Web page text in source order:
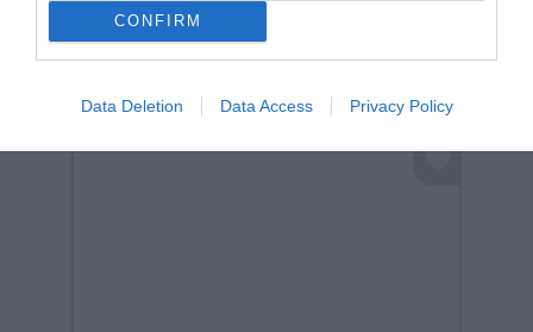
CONFIRM
Data Deletion Data Access Privacy Policy
Σχετικά προϊόντα